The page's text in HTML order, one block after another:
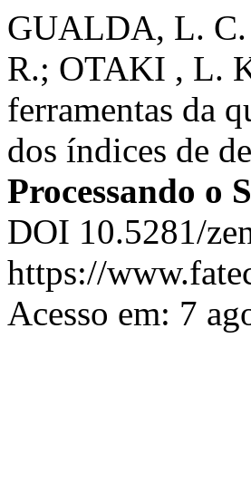
GUALDA, L. C.
R.; OTAKI , L.
ferramentas da
dos índices de
Processando o
DOI 10.5281/
https://
Acesso em: 7